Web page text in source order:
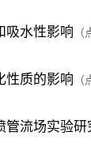
吸水性影响
性质的影响
管流场实验研